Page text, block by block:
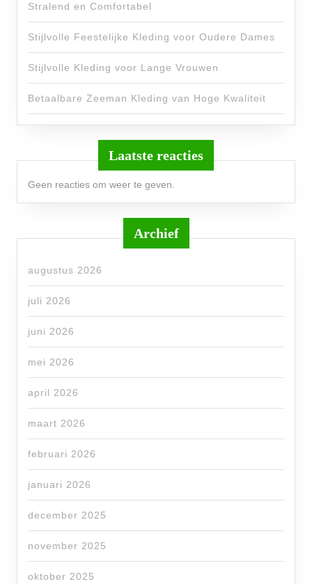
Stralend en Comfortabel
Stijlvolle Feestelijke Kleding voor Oudere Dames
Stijlvolle Kleding voor Lange Vrouwen
Betaalbare Zeeman Kleding van Hoge Kwaliteit
Laatste reacties
Geen reacties om weer te geven.
Archief
augustus 2026
juli 2026
juni 2026
mei 2026
april 2026
maart 2026
februari 2026
januari 2026
december 2025
november 2025
oktober 2025